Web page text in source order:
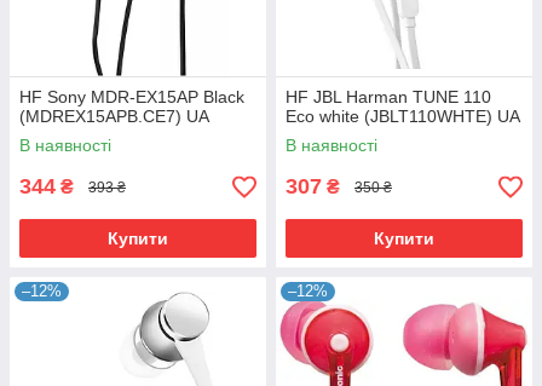
HF Sony MDR-EX15AP Black
(MDREX15APB.CE7) UA
В наявності
344 ₴ 393 ₴
Купити
HF JBL Harman TUNE 110
Eco white (JBLT110WHTE) UA
В наявності
307 ₴ 350 ₴
Купити
–12% –12%